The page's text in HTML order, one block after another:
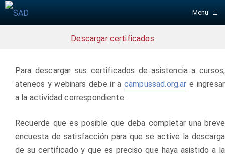
Menu ≡
Descargar certificados
Para descargar sus certificados de asistencia a cursos,
ateneos y webinars debe ir a campussad.org.ar e ingresar
a la actividad correspondiente.
Recuerde que es posible que deba completar una breve
encuesta de satisfacción para que se active la descarga
de su certificado y que es preciso que haya asistido a la